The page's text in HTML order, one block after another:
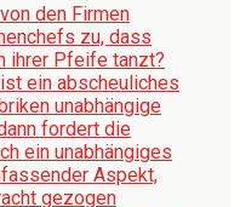
den Firmen
zu, dass
ihrer Pfeife tanzt?
ein abscheuliches
unabhängige
fordert die
ein unabhängiges
Aspekt,
gezogen